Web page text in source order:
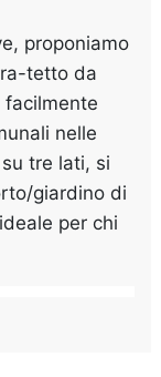
proponiamo
tetto da
facilmente
nelle
tre lati, si
giardino di
per chi